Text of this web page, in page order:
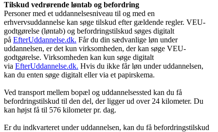
Tilskud vedrørende løntab og befordring
Personer med et uddannelsesniveau til og med en
erhvervsuddannelse kan søge tilskud efter gældende regler. VEU-
godtgørelse (løntab) og befordringstilskud søges digitalt
på EfterUddannelse.dk. Får du din sædvanlige løn under
uddannelsen, er det kun virksomheden, der kan søge VEU-
godtgørelse. Virksomheden kan kun søge digitalt
via EfterUddannelse.dk. Hvis du ikke får løn under uddannelsen,
kan du enten søge digitalt eller via et papirskema.
Ved transport mellem bopæl og uddannelsessted kan du få
befordringstilskud til den del, der ligger ud over 24 kilometer. Du
kan højst få til 576 kilometer pr. dag.
Er du indkvarteret under uddannelsen, kan du få befordringstilskud